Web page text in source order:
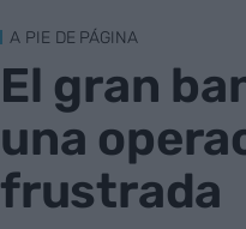
A PIE DE PÁGINA
El gran
una
frustrada